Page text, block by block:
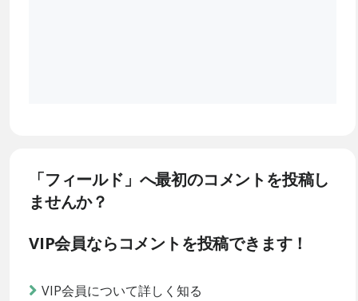
「フィールド」へ最初のコメントを投稿し
ませんか？
VIP会員ならコメントを投稿できます！
VIP会員について詳しく知る